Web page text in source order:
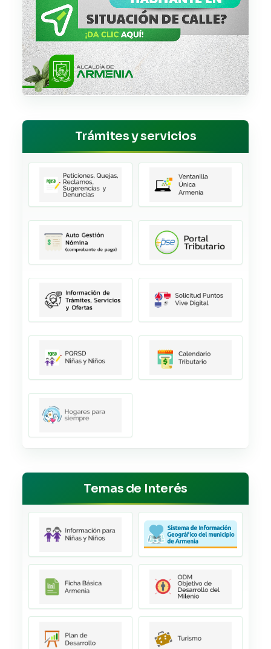
Trámites y servicios
Temas de Interés